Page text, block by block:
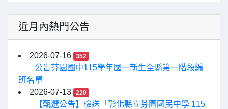
近月內熱門公告
2026-07-16 352
公告芬園國中115學年國一新生全縣第一階段編
班名單
2026-07-13
220
【甄選公告】檢送「彰化縣立芬園國民中學 115